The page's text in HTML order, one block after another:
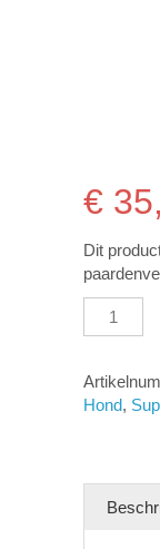
€
Dit
Duo
Dog
aantal
Hond,